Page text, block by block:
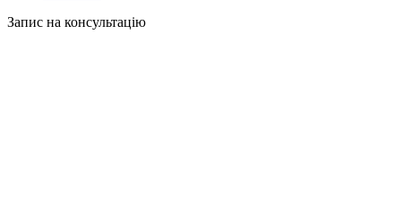
Запис на консультацію